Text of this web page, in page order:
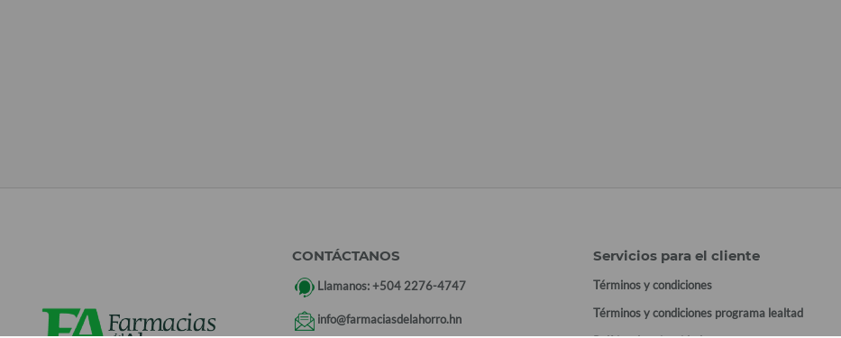
CONTÁCTANOS
Llamanos:+504 2276-4747
info@farmaciasdelahorro.hn
Servicios para el cliente
Términos y condiciones
Términos y condiciones programa lealtad